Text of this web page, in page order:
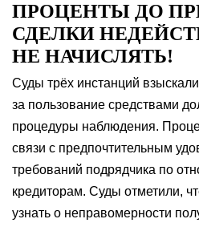
ПРОЦЕНТЫ ДО
СДЕЛКИ
НЕ НАЧИСЛЯТЬ!
Суды трёх инстанций
за пользование средствами
процедуры наблюдения.
связи с предпочтительным
требований подрядчика по
кредиторам. Суды отметили,
узнать о неправомерности